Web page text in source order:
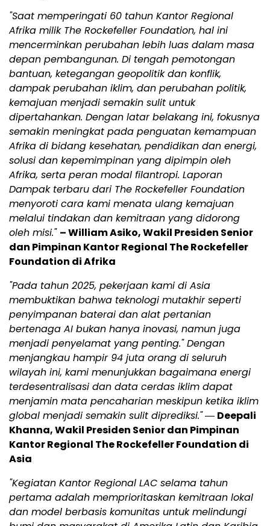
"Saat memperingati 60 tahun Kantor Regional
Afrika milik The Rockefeller Foundation, hal ini
mencerminkan perubahan lebih luas dalam masa
depan pembangunan. Di tengah pemotongan
bantuan, ketegangan geopolitik dan konflik,
dampak perubahan iklim, dan perubahan politik,
kemajuan menjadi semakin sulit untuk
dipertahankan. Dengan latar belakang ini, fokusnya
semakin meningkat pada penguatan kemampuan
Afrika di bidang kesehatan, pendidikan dan energi,
solusi dan kepemimpinan yang dipimpin oleh
Afrika, serta peran modal filantropi. Laporan
Dampak terbaru dari The Rockefeller Foundation
menyoroti cara kami menata ulang kemajuan
melalui tindakan dan kemitraan yang didorong
oleh misi." – William Asiko, Wakil Presiden Senior
dan Pimpinan Kantor Regional The Rockefeller
Foundation di Afrika
"Pada tahun 2025, pekerjaan kami di Asia
membuktikan bahwa teknologi mutakhir seperti
penyimpanan baterai dan alat pertanian
bertenaga AI bukan hanya inovasi, namun juga
menjadi penyelamat yang penting." Dengan
menjangkau hampir 94 juta orang di seluruh
wilayah ini, kami menunjukkan bagaimana energi
terdesentralisasi dan data cerdas iklim dapat
menjamin mata pencaharian meskipun ketika iklim
global menjadi semakin sulit diprediksi."― Deepali
Khanna, Wakil Presiden Senior dan Pimpinan
Kantor Regional The Rockefeller Foundation di
Asia
"Kegiatan Kantor Regional LAC selama tahun
pertama adalah memprioritaskan kemitraan lokal
dan model berbasis komunitas untuk melindungi